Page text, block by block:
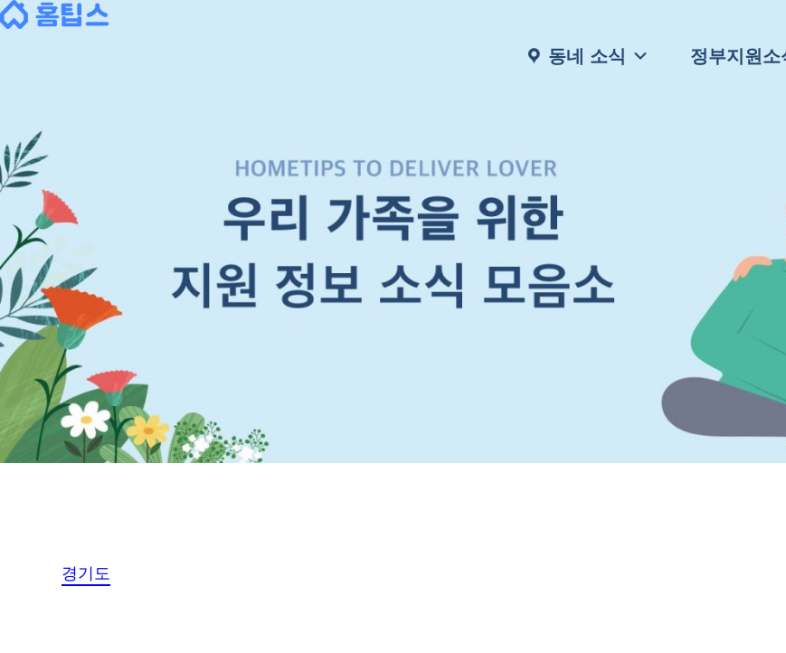
Skip
동네 소식 정부지원소식
경기도
다양한 주거, 생활, 보건 관련 소식부터
채용정보, 고시공고등